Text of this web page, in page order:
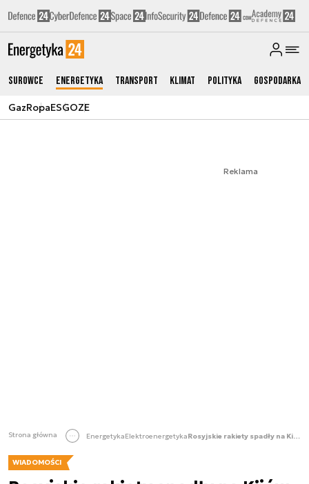
Surowce Energetyka Transport Klimat Polityka Gospodarka
GazRopaESGOZE
Reklama
Strona główna EnergetykaElektroenergetyka Rosyjskie rakiety spadły na Kijów. 140 tys. mieszkańców było bez prądu
WIADOMOŚCI